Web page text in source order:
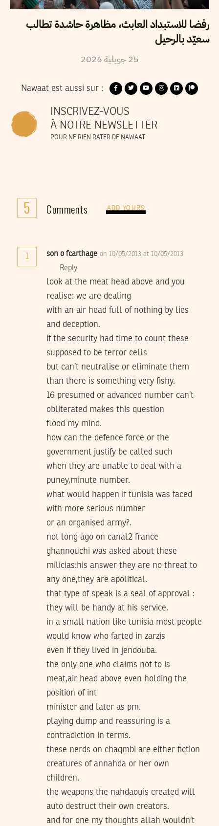
رفضا للاستبداد العابث، مظاهرة حاشدة تطالب
سعيّد بالرحيل
25 جويلية2026
Nawaat est aussi sur :
INSCRIVEZ-VOUS
À NOTRE NEWSLETTER
POUR NE RIEN RATER DE NAWAAT
5 Comments ADD YOURS
1 son o fcarthage on 10/05/2013 at 10/05/2013
Reply
look at the meat head above and you
realise: we are dealing
with an air head full of nothing by lies
and deception.
if the security had time to count these
supposed to be terror cells
but can’t neutralise or eliminate them
than there is something very fishy.
16 presumed or advanced number can’t
obliterated makes this question
flood my mind.
how can the defence force or the
government justify be called such
when they are unable to deal with a
puney,minute number.
what would happen if tunisia was faced
with more serious number
or an organised army?.
not long ago on canal2 france
ghannouchi was asked about these
milicias:his answer they are no threat to
any one,they are apolitical.
that type of speak is a seal of approval :
they will be handy at his service.
in a small nation like tunisia most people
would know who farted in zarzis
even if they lived in jendouba.
the only one who claims not to is
meat,air head above even holding the
position of int
minister and later as pm.
playing dump and reassuring is a
contradiction in terms.
these nerds on chaqmbi are either fiction
creatures of annahda or her own
children.
the weapons the nahdaouis created will
auto destruct their own creators.
and for one my thoughts allah wouldn’t